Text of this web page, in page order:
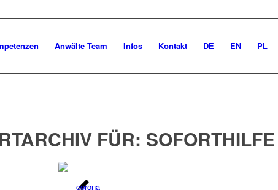
Anwälte Team Infos Kontakt DE EN PL
FÜR: SOFORTHILFE